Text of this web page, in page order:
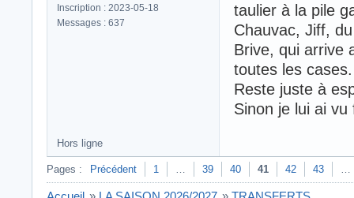
Inscription : 2023-05-18
Messages : 637
taulier à la pile
Chauvac, Jiff,
Brive, qui arrive
toutes les cases.
Reste juste à
Sinon je lui ai
Hors ligne
Pages : Précédent 1 39 40 41 42 43